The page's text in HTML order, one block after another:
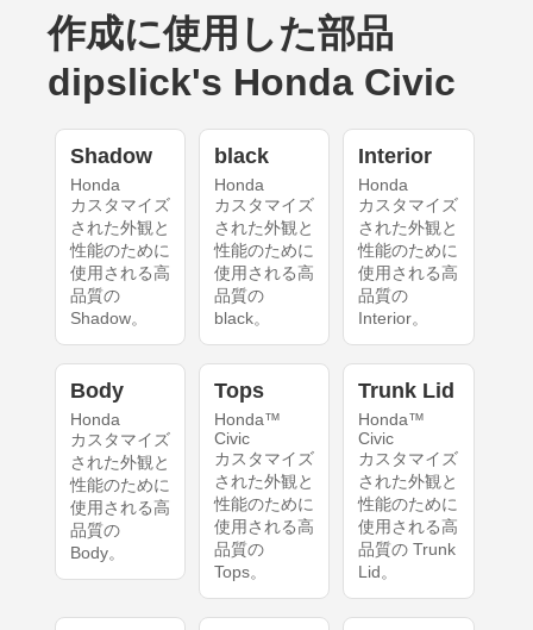
作成に使用した部品
dipslick's Honda Civic
Shadow
Honda
カスタマイズ
された外観と
性能のために
使用される高
品質の
Shadow。
black
Honda
カスタマイズ
された外観と
性能のために
使用される高
品質の
black。
Interior
Honda
カスタマイズ
された外観と
性能のために
使用される高
品質の
Interior。
Body
Honda
カスタマイズ
された外観と
性能のために
使用される高
品質の
Body。
Tops
Honda™
Civic
カスタマイズ
された外観と
性能のために
使用される高
品質の
Tops。
Trunk Lid
Honda™
Civic
カスタマイズ
された外観と
性能のために
使用される高
品質の Trunk
Lid。